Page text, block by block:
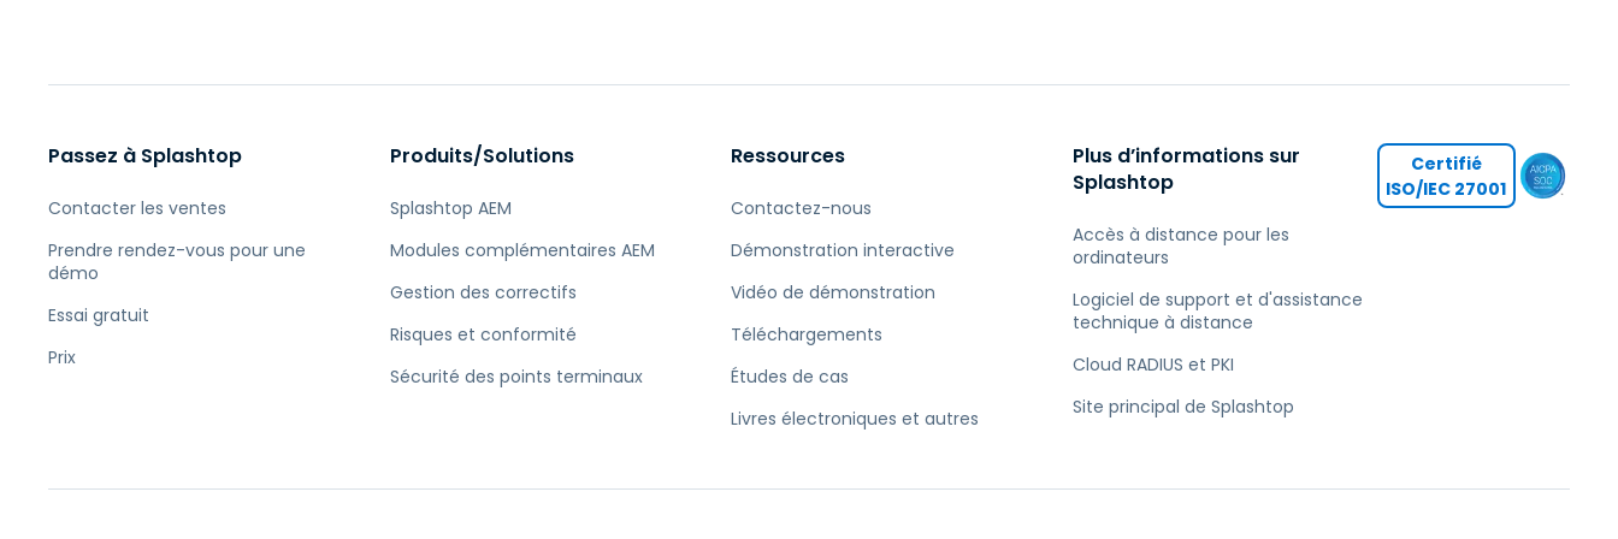
Passez à Splashtop
Contacter les ventes
Prendre rendez-vous pour une
démo
Essai gratuit
Prix
Produits/Solutions
Splashtop AEM
Modules complémentaires AEM
Gestion des correctifs
Risques et conformité
Sécurité des points terminaux
Ressources
Contactez-nous
Démonstration interactive
Vidéo de démonstration
Téléchargements
Études de cas
Livres électroniques et autres
Plus d’informations sur
Splashtop
Accès à distance pour les
ordinateurs
Logiciel de support et d'assistance
technique à distance
Cloud RADIUS et PKI
Site principal de Splashtop
Certifié
ISO/IEC 27001